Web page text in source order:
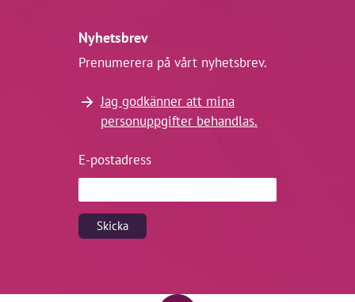
Nyhetsbrev
Prenumerera på vårt nyhetsbrev.
Jag godkänner att mina
personuppgifter behandlas.
E-postadress
Skicka